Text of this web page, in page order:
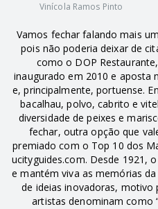
Vinícola Ramos Pinto
Vamos fechar falando mais
pois não poderia deixar de
como o DOP
inaugurado em 2010 e aposta
e, principalmente, portuense.
bacalhau, polvo, cabrito e
diversidade de peixes e
fechar, outra opção que
premiado com o Top 10 dos
ucityguides.com. Desde 1921,
e mantém viva as memórias
de ideias inovadoras,
artistas denominam como